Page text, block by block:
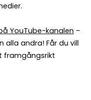
YouTube-kanalen –
alla andra! Får du vill
framgångsrikt